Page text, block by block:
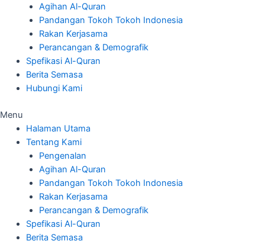
Agihan Al-Quran
Pandangan Tokoh Tokoh Indonesia
Rakan Kerjasama
Perancangan & Demografik
Spefikasi Al-Quran
Berita Semasa
Hubungi Kami
Menu
Halaman Utama
Tentang Kami
Pengenalan
Agihan Al-Quran
Pandangan Tokoh Tokoh Indonesia
Rakan Kerjasama
Perancangan & Demografik
Spefikasi Al-Quran
Berita Semasa